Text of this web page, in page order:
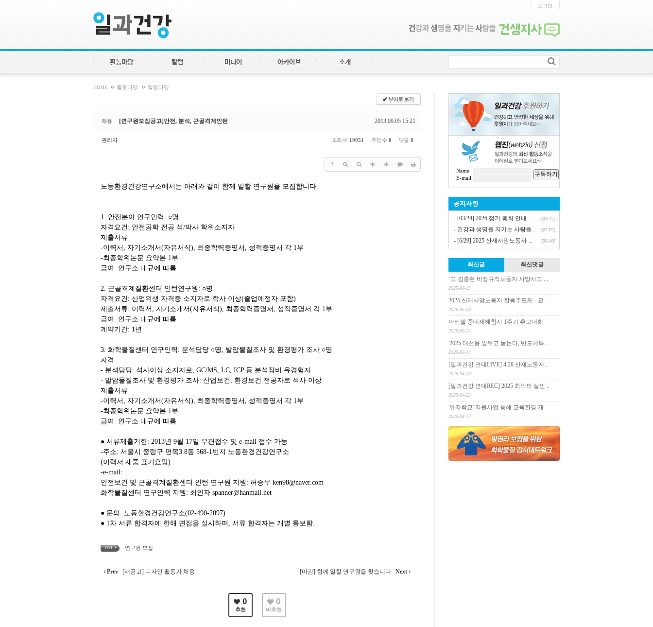
로그인
활동마당 칼럼 미디어 아카이브 소개
HOME » 활동마당 » 알림마당
✔뷰어로 보기
채용 2013.09.05 15:21
[연구원모집공고]안전, 분석, 근골격계인턴
관리자 조회 수 19051 추천 수 0 댓글 0
?
노동환경건강연구소에서는 아래와 같이 함께 일할 연구원을 모집합니다.
1. 안전분야 연구인력: ○명
자격요건: 안전공학 전공 석/박사 학위소지자
제출서류
-이력서, 자기소개서(자유서식), 최종학력증명서, 성적증명서 각 1부
-최종학위논문 요약본 1부
급여: 연구소 내규에 따름
2. 근골격계질환센터 인턴연구원: ○명
자격요건: 산업위생 자격증 소지자로 학사 이상(졸업예정자 포함)
제출서류: 이력서, 자기소개서(자유서식), 최종학력증명서, 성적증명서 각 1부
급여: 연구소 내규에 따름
계약기간: 1년
3. 화학물질센터 연구인력: 분석담당 ○명, 발암물질조사 및 환경평가 조사 ○명
자격
- 분석담당: 석사이상 소지자로, GC/MS, LC, ICP 등 분석장비 유경험자
- 발암물질조사 및 환경평가 조사: 산업보건, 환경보건 전공자로 석사 이상
제출서류
-이력서, 자기소개서(자유서식), 최종학력증명서, 성적증명서 각 1부
-최종학위논문 요약본 1부
급여: 연구소 내규에 따름
● 서류제출기한: 2013년 9월 17일 우편접수 및 e-mail 접수 가능
-주소: 서울시 중랑구 면목3.8동 568-1번지 노동환경건강연구소
(이력서 재중 표기요망)
-e-mail:
안전보건 및 근골격계질환센터 인턴 연구원 지원: 허승무 ken98@naver.com
화학물질센터 연구인력 지원: 최인자 spanner@hanmail.net
● 문의: 노동환경건강연구소(02-490-2097)
● 1차 서류 합격자에 한해 면접을 실시하며, 서류 합격자는 개별 통보함.
TAG • 연구원 모집
Prev [재공고] 디자인 활동가 채용 [마감] 함께 일할 연구원을 찾습니다 Next
0
추천
0
비추천
Name 구독하기
E-mail
- [03/24] 2026 정기 총회 안내 [03-17]
- 건강과 생명을 지키는 사람들... [07-07]
- [6/29] 2025 산재사망노동자 ... [06-10]
최신글 최신댓글
‘고 김충현 비정규직노동자 사망사고 ...
2025-08-11
2025 산재사망노동자 합동추모제 · 묘...
2025-06-28
아리셀 중대재해참사 1주기 추모대회
2025-06-24
'2025 대선을 앞두고 묻는다, 반도체특...
2025-05-14
[일과건강 연대LIVE] 4.28 산재노동자...
2025-04-28
[일과건강 연대REC] 2025 최악의 살인...
2025-04-23
'유자학교' 지원사업 통해 교육환경 개...
2025-04-17